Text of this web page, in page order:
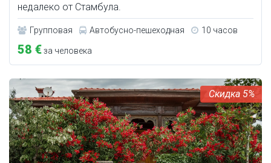
недалеко от Стамбула.
Групповая Автобусно-пешеходная 10 часов
58 €за человека
5%